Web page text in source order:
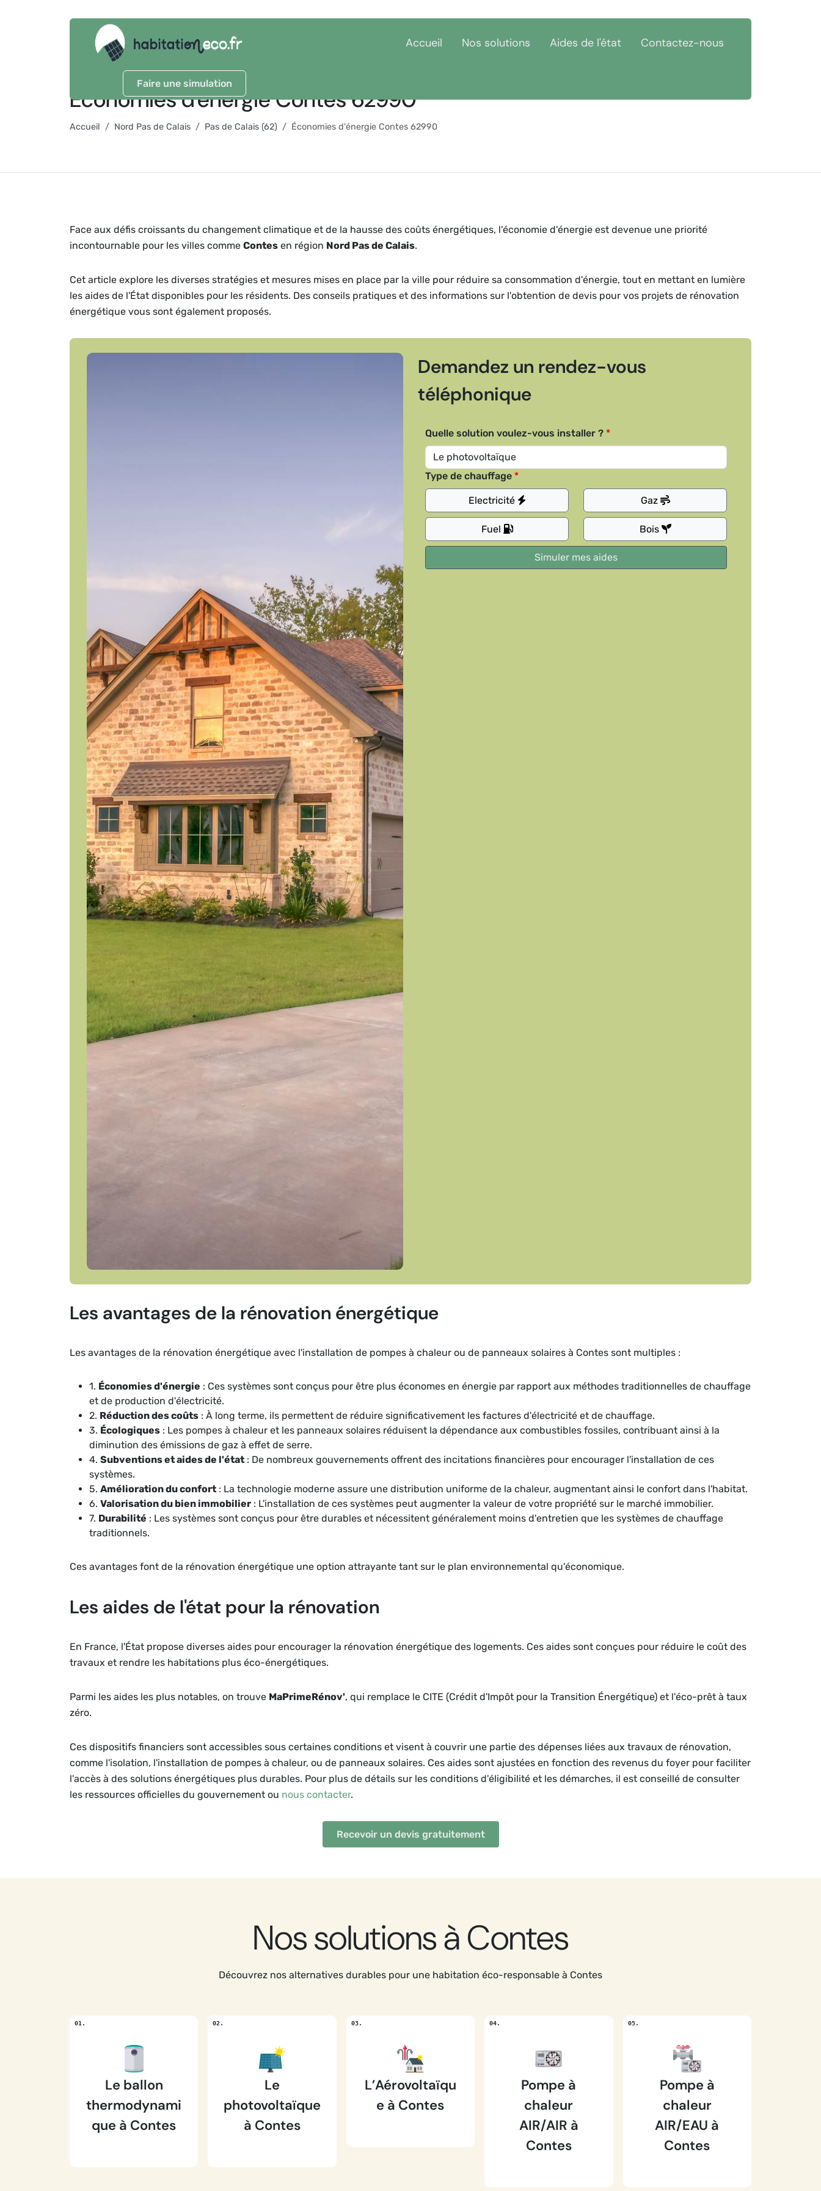
Faire une simulation
Accueil Nos solutions Aides de l'état Contactez-nous
Économies d'énergie Contes 62990
Accueil Nord Pas de Calais Pas de Calais (62) Économies d'énergie Contes 62990
Face aux défis croissants du changement climatique et de la hausse des coûts énergétiques, l'économie d'énergie est devenue une priorité
incontournable pour les villes comme Contes en région Nord Pas de Calais.
Cet article explore les diverses stratégies et mesures mises en place par la ville pour réduire sa consommation d'énergie, tout en mettant en lumière
les aides de l'État disponibles pour les résidents. Des conseils pratiques et des informations sur l'obtention de devis pour vos projets de rénovation
énergétique vous sont également proposés.
Demandez un rendez-vous
téléphonique
Quelle solution voulez-vous installer ?
Type de chauffage
Electricité Gaz
Fuel Bois
Les avantages de la rénovation énergétique
Les avantages de la rénovation énergétique avec l'installation de pompes à chaleur ou de panneaux solaires à Contes sont multiples :
1. Économies d'énergie : Ces systèmes sont conçus pour être plus économes en énergie par rapport aux méthodes traditionnelles de chauffage
et de production d'électricité.
2. Réduction des coûts : À long terme, ils permettent de réduire significativement les factures d'électricité et de chauffage.
3. Écologiques : Les pompes à chaleur et les panneaux solaires réduisent la dépendance aux combustibles fossiles, contribuant ainsi à la
diminution des émissions de gaz à effet de serre.
4. Subventions et aides de l'état : De nombreux gouvernements offrent des incitations financières pour encourager l'installation de ces
systèmes.
5. Amélioration du confort : La technologie moderne assure une distribution uniforme de la chaleur, augmentant ainsi le confort dans l'habitat.
6. Valorisation du bien immobilier : L'installation de ces systèmes peut augmenter la valeur de votre propriété sur le marché immobilier.
7. Durabilité : Les systèmes sont conçus pour être durables et nécessitent généralement moins d'entretien que les systèmes de chauffage
traditionnels.
Ces avantages font de la rénovation énergétique une option attrayante tant sur le plan environnemental qu'économique.
Les aides de l'état pour la rénovation
En France, l'État propose diverses aides pour encourager la rénovation énergétique des logements. Ces aides sont conçues pour réduire le coût des
travaux et rendre les habitations plus éco-énergétiques.
Parmi les aides les plus notables, on trouve MaPrimeRénov', qui remplace le CITE (Crédit d'Impôt pour la Transition Énergétique) et l'éco-prêt à taux
zéro.
Ces dispositifs financiers sont accessibles sous certaines conditions et visent à couvrir une partie des dépenses liées aux travaux de rénovation,
comme l'isolation, l'installation de pompes à chaleur, ou de panneaux solaires. Ces aides sont ajustées en fonction des revenus du foyer pour faciliter
l'accès à des solutions énergétiques plus durables. Pour plus de détails sur les conditions d'éligibilité et les démarches, il est conseillé de consulter
les ressources officielles du gouvernement ou nous contacter.
Recevoir un devis gratuitement
Nos solutions à Contes
Découvrez nos alternatives durables pour une habitation éco-responsable à Contes
Le ballon
thermodynami
que à Contes
Le
photovoltaïque
à Contes
L’Aérovoltaïqu
e à Contes
Pompe à
chaleur
AIR/AIR à
Contes
Pompe à
chaleur
AIR/EAU à
Contes